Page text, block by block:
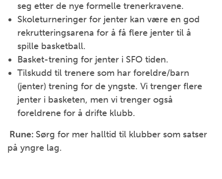
seg etter de nye formelle trenerkravene.
Skoleturneringer for jenter kan være en god
rekrutteringsarena for å få flere jenter til å
spille basketball.
Basket-trening for jenter i SFO tiden.
Tilskudd til trenere som har foreldre/barn
(jenter) trening for de yngste. Vi trenger flere
jenter i basketen, men vi trenger også
foreldrene for å drifte klubb.
Rune: Sørg for mer halltid til klubber som satser
på yngre lag.